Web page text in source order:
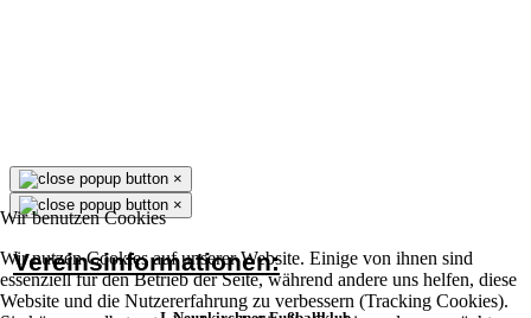
Wir benutzen Cookies
Wir nutzen Cookies auf unserer Website. Einige von ihnen sind
essenziell für den Betrieb der Seite, während andere uns helfen, diese
Website und die Nutzererfahrung zu verbessern (Tracking Cookies).
×
×
Vereinsinformationen: